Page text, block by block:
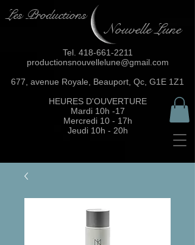
Les Productions
Nouvelle Lune
Tel. 418-661-2211
productionsnouvellelune@gmail.com
677, avenue Royale, Beauport, Qc, G1E 1Z1
HEURES D'OUVERTURE
Mardi 10h -17
Mercredi 10 - 17h
Jeudi 10h - 20h